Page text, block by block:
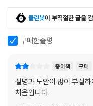
클린봇이 부적절한 글을
구매한줄평
종이책 구매
설명과 도안이 많이 부실
처음입니다.